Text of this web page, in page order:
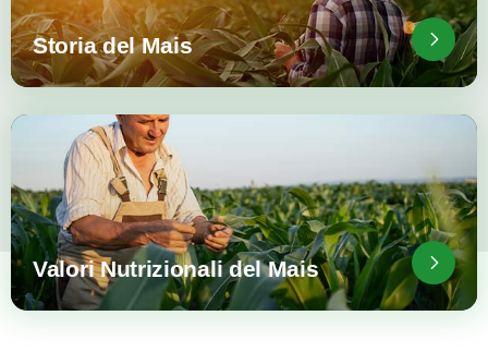
Storia del Mais
Valori Nutrizionali del Mais